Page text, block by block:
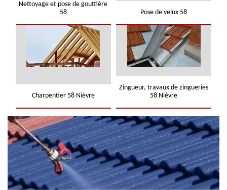
Nettoyage et pose de gouttière
58
Pose de velux 58
Charpentier 58 Nièvre
Zingueur, travaux de zingueries
58 Nièvre